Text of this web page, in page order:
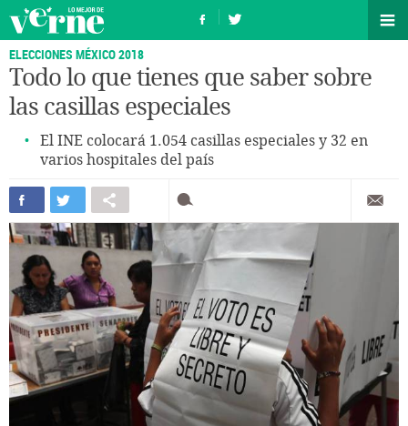
ELECCIONES MÉXICO 2018
Todo lo que tienes que saber sobre
las casillas especiales
El INE colocará 1.054 casillas especiales y 32 en
varios hospitales del país